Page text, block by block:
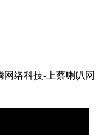
网络科技-上蔡喇叭网